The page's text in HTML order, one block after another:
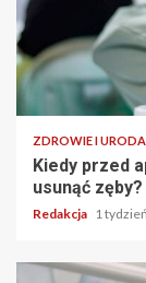
ZDROWIE I URODA
Kiedy przed
usunąć zęby?
Redakcja 1